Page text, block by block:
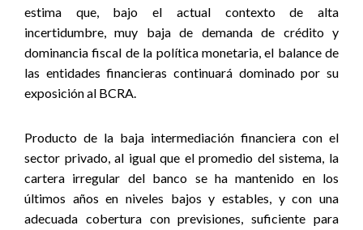
estima que, bajo el actual contexto de alta
incertidumbre, muy baja de demanda de crédito y
dominancia fiscal de la política monetaria, el balance de
las entidades financieras continuará dominado por su
exposición al BCRA.
Producto de la baja intermediación financiera con el
sector privado, al igual que el promedio del sistema, la
cartera irregular del banco se ha mantenido en los
últimos años en niveles bajos y estables, y con una
adecuada cobertura con previsiones, suficiente para